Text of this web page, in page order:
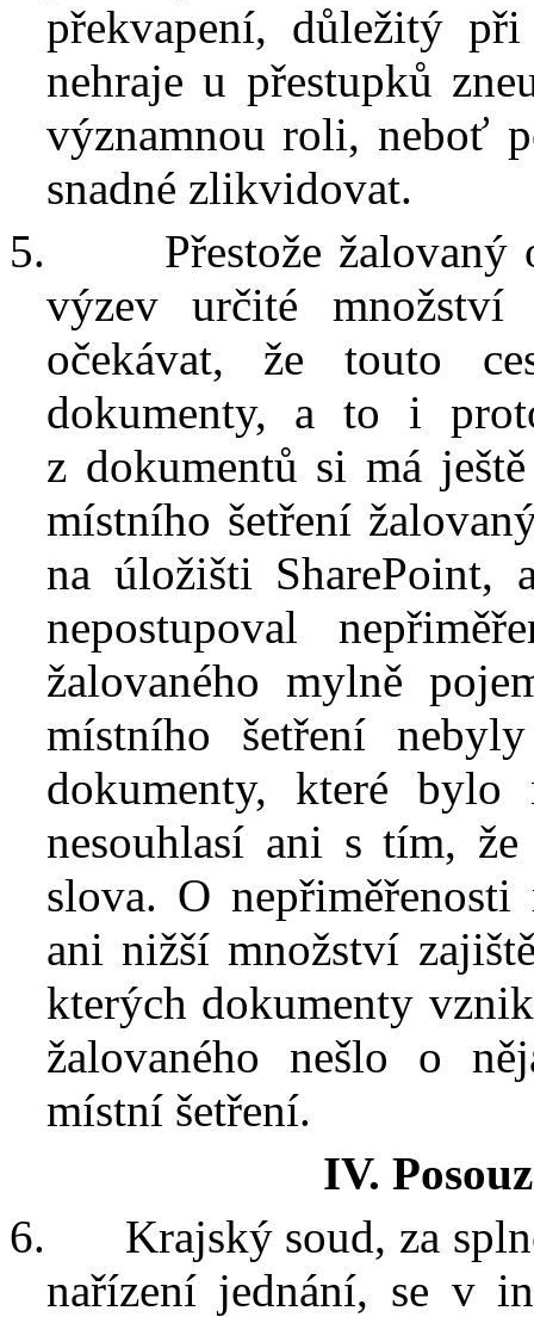
překvapení, důležitý
nehraje u přestupků
významnou roli, neboť
snadné zlikvidovat.
5.
Přestože
výzev určité množství
očekávat, že touto
dokumenty, a to i
z dokumentů si má
místního šetření
na úložišti SharePoint,
nepostupoval
žalovaného mylně
místního šetření
dokumenty, které
nesouhlasí ani s tím,
slova. O
ani nižší množství
kterých dokumenty
žalovaného nešlo o
místní šetření.
IV.
6.
Krajskýsoud, za
nařízení jednání, se v